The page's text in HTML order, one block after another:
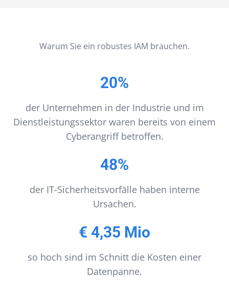
Warum Sie ein robustes IAM brauchen.
20%
der Unternehmen in der Industrie und im
Dienstleistungssektor waren bereits von einem
Cyberangriff betroffen.
48%
der IT-Sicherheitsvorfälle haben interne
Ursachen.
€ 4,35 Mio
so hoch sind im Schnitt die Kosten einer
Datenpanne.